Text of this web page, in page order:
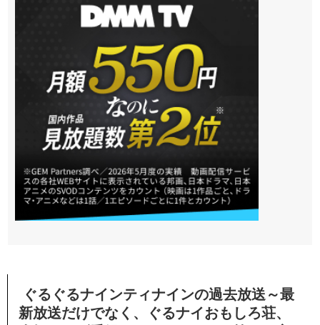
ぐるぐるナインティナインの過去放送～最
新放送だけでなく、ぐるナイおもしろ荘、